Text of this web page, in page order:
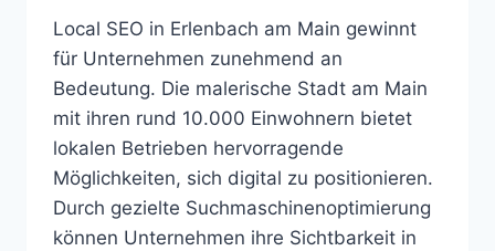
Local SEO in Erlenbach am Main gewinnt
für Unternehmen zunehmend an
Bedeutung. Die malerische Stadt am Main
mit ihren rund 10.000 Einwohnern bietet
lokalen Betrieben hervorragende
Möglichkeiten, sich digital zu positionieren.
Durch gezielte Suchmaschinenoptimierung
können Unternehmen ihre Sichtbarkeit in